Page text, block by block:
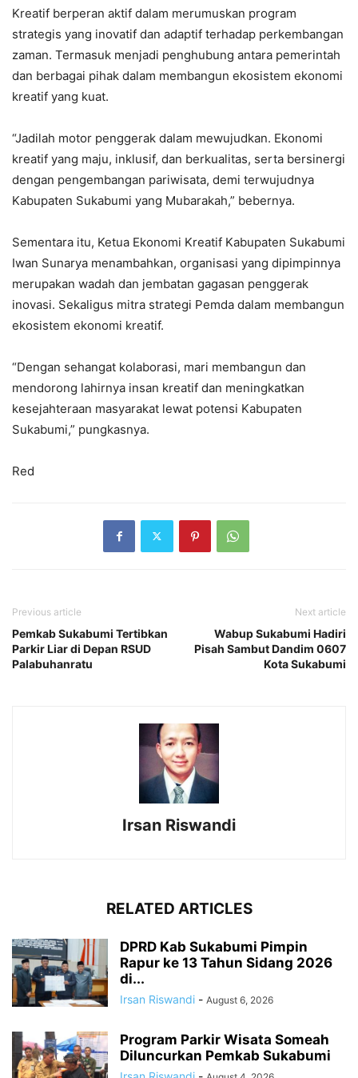
Kreatif berperan aktif dalam merumuskan program
strategis yang inovatif dan adaptif terhadap perkembangan
zaman. Termasuk menjadi penghubung antara pemerintah
dan berbagai pihak dalam membangun ekosistem ekonomi
kreatif yang kuat.
“Jadilah motor penggerak dalam mewujudkan. Ekonomi
kreatif yang maju, inklusif, dan berkualitas, serta bersinergi
dengan pengembangan pariwisata, demi terwujudnya
Kabupaten Sukabumi yang Mubarakah,” bebernya.
Sementara itu, Ketua Ekonomi Kreatif Kabupaten Sukabumi
Iwan Sunarya menambahkan, organisasi yang dipimpinnya
merupakan wadah dan jembatan gagasan penggerak
inovasi. Sekaligus mitra strategi Pemda dalam membangun
ekosistem ekonomi kreatif.
“Dengan sehangat kolaborasi, mari membangun dan
mendorong lahirnya insan kreatif dan meningkatkan
kesejahteraan masyarakat lewat potensi Kabupaten
Sukabumi,” pungkasnya.
Red
Previous article
Pemkab Sukabumi Tertibkan
Parkir Liar di Depan RSUD
Palabuhanratu
Next article
Wabup Sukabumi Hadiri
Pisah Sambut Dandim 0607
Kota Sukabumi
Irsan Riswandi
RELATED ARTICLES
DPRD Kab Sukabumi Pimpin
Rapur ke 13 Tahun Sidang 2026
di...
Irsan Riswandi - August 6, 2026
Program Parkir Wisata Someah
Diluncurkan Pemkab Sukabumi